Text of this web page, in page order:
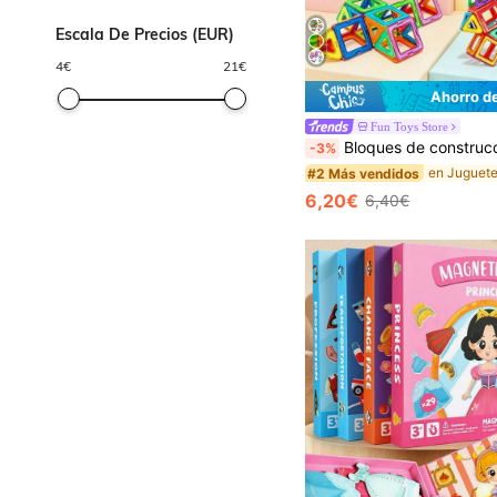
Escala De Precios (EUR)
4€ 21€
Ahorro
Fun Toys Store
-3% Bloques de construcción magnéticos decorativos de Halloween, desarrollan la coordinación mano-ojo, la creatividad y las habilidades prácticas, juguete educativo de aprendizaje creativo DIY, mejor regalo de cumpleaños y
#2 Más vendidos
6,20€ 6,40€